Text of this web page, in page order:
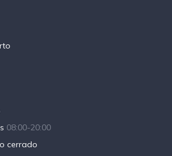
08:00-20:00
cerrado